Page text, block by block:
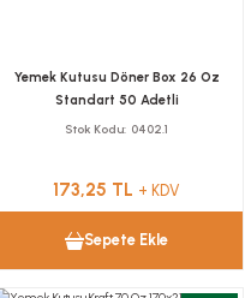
Yemek Kutusu Döner Box 26 Oz
Standart 50 Adetli
Stok Kodu 0402.1
173,25 TL + KDV
Sepete Ekle